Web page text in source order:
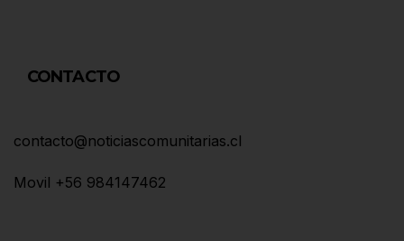
CONTACTO
contacto@noticiascomunitarias.cl
Movil +56 984147462